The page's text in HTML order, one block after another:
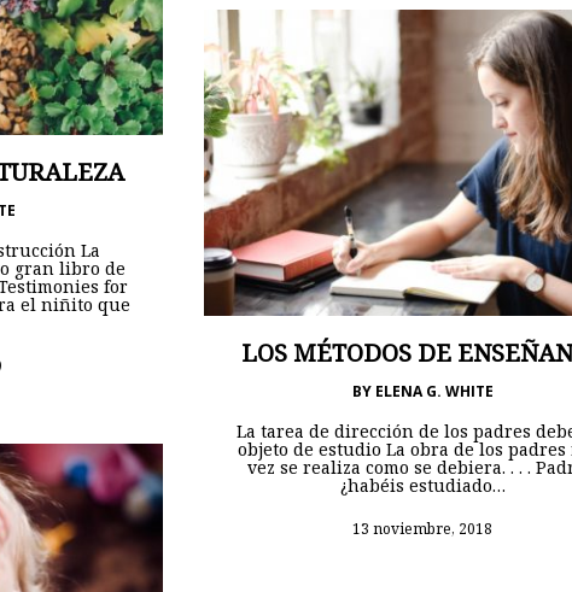
La
gran libro de
for
el niñito que
LOS MÉTODOS DE
BY ELENA G. WHITE
La tarea de dirección de los padres
objeto de estudio La obra de los padres
vez se realiza como se debiera. . . .
¿habéis estudiado…
13 noviembre, 2018